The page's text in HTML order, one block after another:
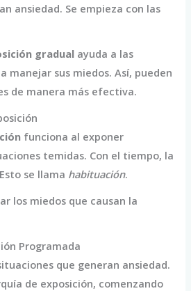
ansiedad. Se empieza con las
gradual ayuda a las
manejar sus miedos. Así, pueden
de manera más efectiva.
funciona al exponer
temidas. Con el tiempo, la
se llama habituación.
los miedos que causan la
Programada
que generan ansiedad.
de exposición, comenzando